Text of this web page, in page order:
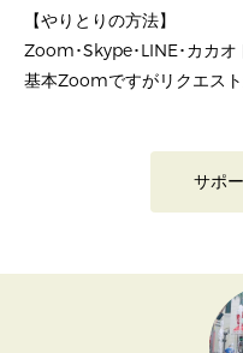
【やりとりの方法】
Zoom･Skype･LINE･カカオ
基本Zoomですがリクエス
サポ